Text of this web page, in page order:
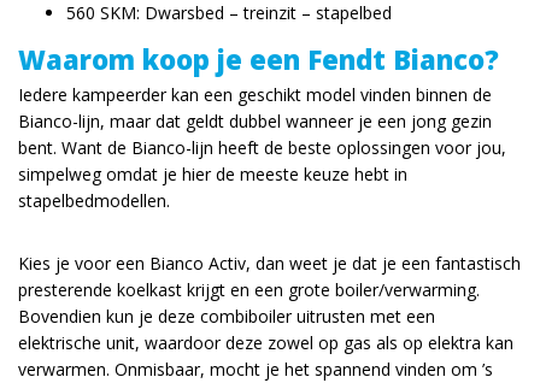
560 SKM: Dwarsbed – treinzit – stapelbed
Waarom koop je een Fendt Bianco?
Iedere kampeerder kan een geschikt model vinden binnen de
Bianco-lijn, maar dat geldt dubbel wanneer je een jong gezin
bent. Want de Bianco-lijn heeft de beste oplossingen voor jou,
simpelweg omdat je hier de meeste keuze hebt in
stapelbedmodellen.
Kies je voor een Bianco Activ, dan weet je dat je een fantastisch
presterende koelkast krijgt en een grote boiler/verwarming.
Bovendien kun je deze combiboiler uitrusten met een
elektrische unit, waardoor deze zowel op gas als op elektra kan
verwarmen. Onmisbaar, mocht je het spannend vinden om ’s